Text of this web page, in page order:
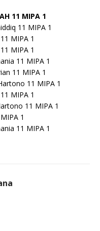
11 MIPA 1
11 MIPA 1
MIPA 1
MIPA 1
11 MIPA 1
11 MIPA 1
11 MIPA 1
MIPA 1
11 MIPA 1
1
11 MIPA 1